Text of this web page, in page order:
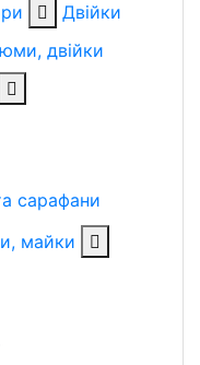
Двійки
двійки
сарафани
майки